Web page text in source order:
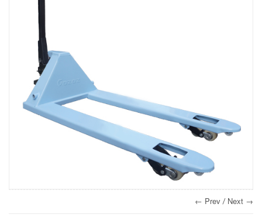
← Prev / Next →